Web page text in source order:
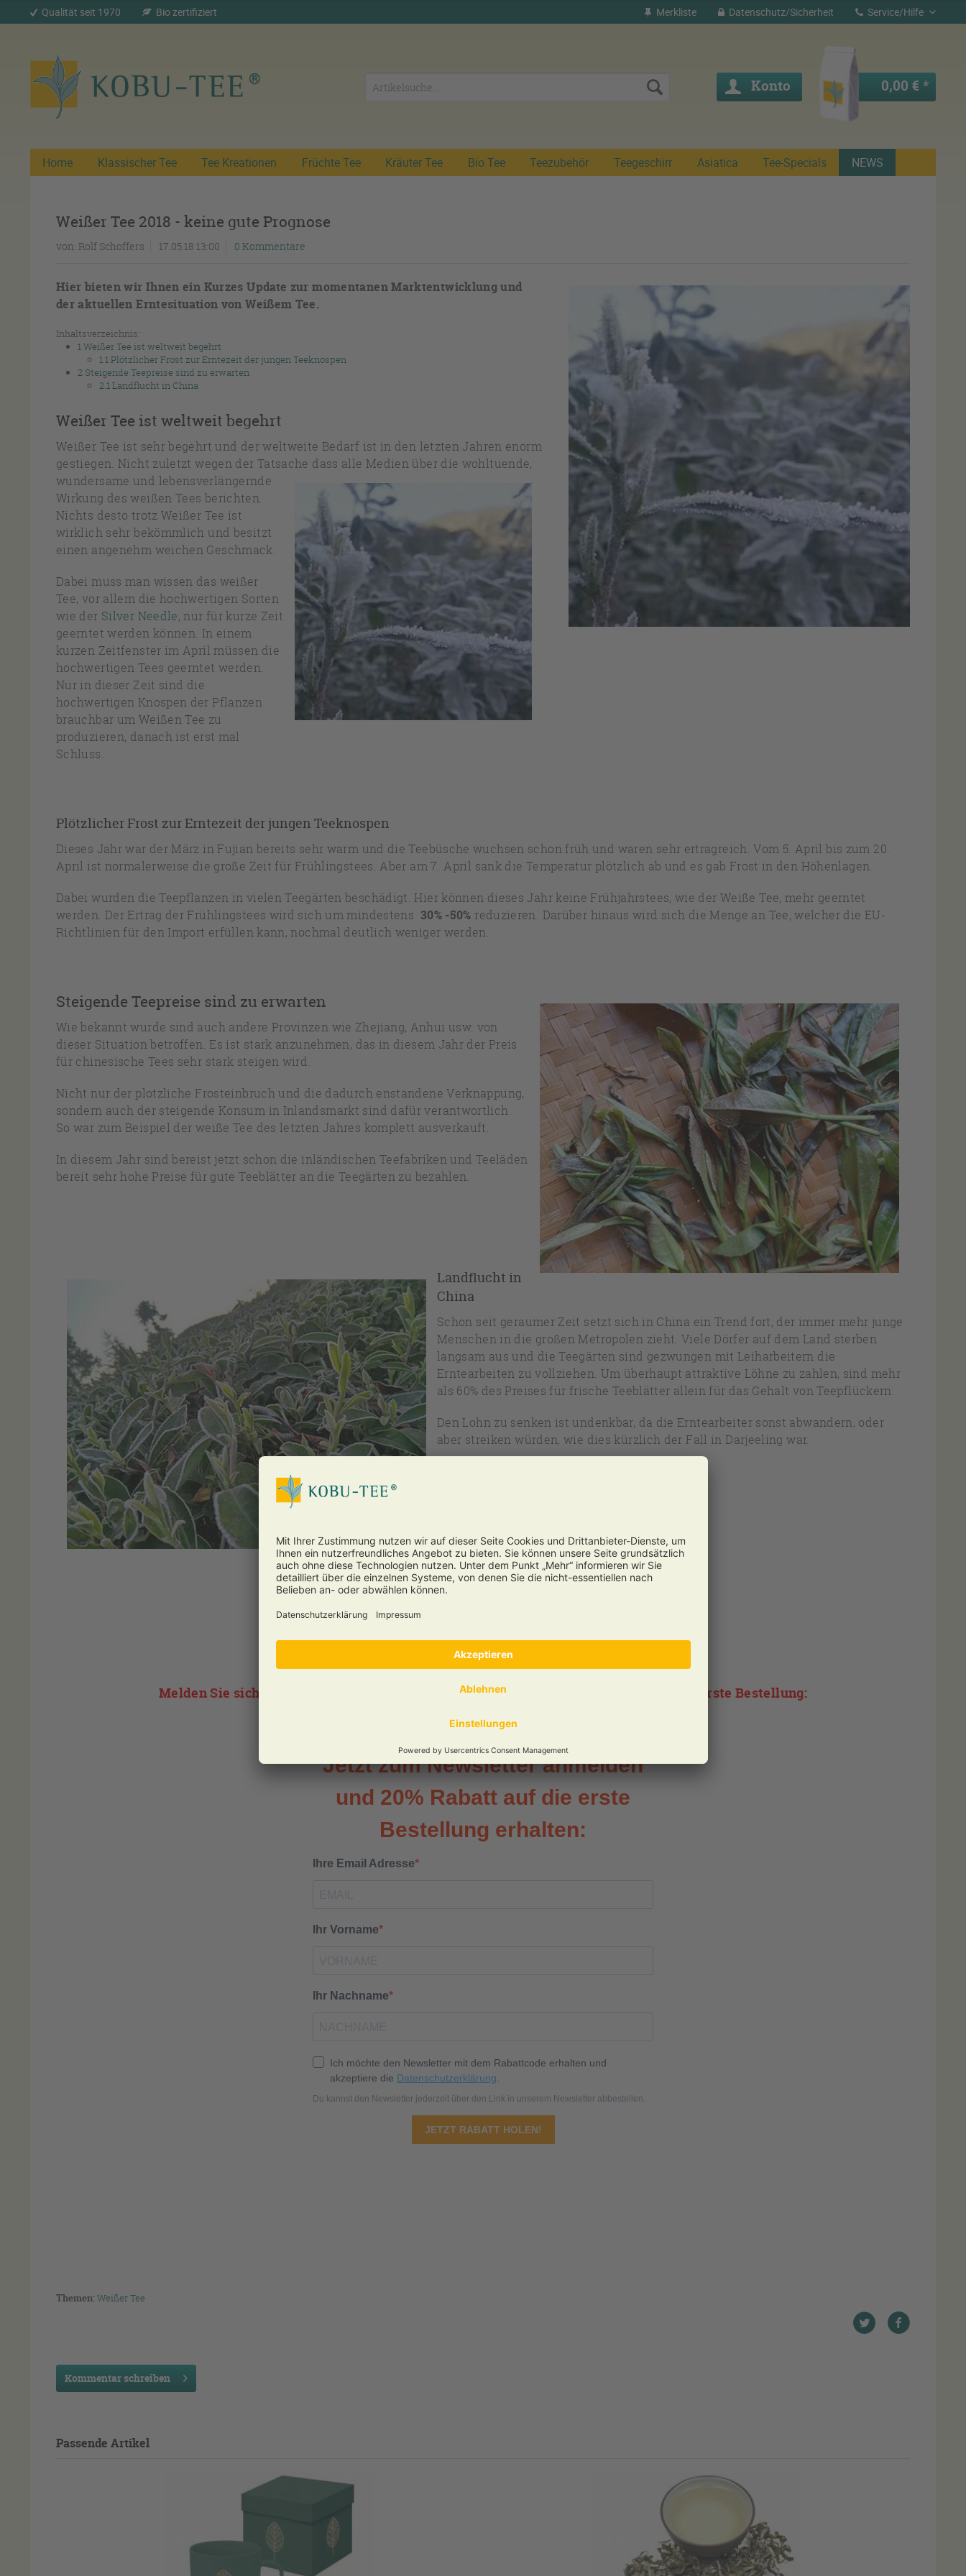
Qualität seit 1970 Bio zertifiziert Merkliste Datenschutz/Sicherheit Service/Hilfe
Konto 0,00 € *
Home Klassischer Tee Tee Kreationen Früchte Tee Kräuter Tee Bio Tee Teezubehör Teegeschirr Asiatica Tee-Specials NEWS
Weißer Tee 2018 - keine gute Prognose
von: Rolf Schoffers 17.05.18 13:00 0 Kommentare
Hier bieten wir Ihnen ein Kurzes Update zur momentanen Marktentwicklung und
der aktuellen Erntesituation von Weißem Tee.
Inhaltsverzeichnis:
1Weißer Tee ist weltweit begehrt
1.1Plötzlicher Frost zur Erntezeit der jungen Teeknospen
2 Steigende Teepreise sind zu erwarten
2.1Landflucht in China
Weißer Tee ist weltweit begehrt
Weißer Tee ist sehr begehrt und der weltweite Bedarf ist in den letzten Jahren enorm
gestiegen. Nicht zuletzt wegen der Tatsache dass alle Medien über die wohltuende,
wundersame und lebensverlängernde
Wirkung des weißen Tees berichten.
Nichts desto trotz Weißer Tee ist
wirklich sehr bekömmlich und besitzt
einen angenehm weichen Geschmack.
Dabei muss man wissen das weißer
Tee, vor allem die hochwertigen Sorten
wie der Silver Needle, nur für kurze Zeit
geerntet werden können. In einem
kurzen Zeitfenster im April müssen die
hochwertigen Tees geerntet werden.
Nur in dieser Zeit sind die
hochwertigen Knospen der Pflanzen
brauchbar um Weißen Tee zu
produzieren, danach ist erst mal
Schluss.
Plötzlicher Frost zur Erntezeit der jungen Teeknospen
Dieses Jahr war der März in Fujian bereits sehr warm und die Teebüsche wuchsen schon früh und waren sehr ertragreich. Vom 5. April bis zum 20.
April ist normalerweise die große Zeit für Frühlingstees. Aber am 7. April sank die Temperatur plötzlich ab und es gab Frost in den Höhenlagen.
Dabei wurden die Teepflanzen in vielen Teegärten beschädigt. Hier können dieses Jahr keine Frühjahrstees, wie der Weiße Tee, mehr geerntet
werden. Der Ertrag der Frühlingstees wird sich um mindestens 30% -50% reduzieren. Darüber hinaus wird sich die Menge an Tee, welcher die EU-
Richtlinien für den Import erfüllen kann, nochmal deutlich weniger werden.
Steigende Teepreise sind zu erwarten
Wie bekannt wurde sind auch andere Provinzen wie Zhejiang, Anhui usw. von
dieser Situation betroffen. Es ist stark anzunehmen, das in diesem Jahr der Preis
für chinesische Tees sehr stark steigen wird.
Nicht nur der plotzliche Frosteinbruch und die dadurch enstandene Verknappung,
sondern auch der steigende Konsum in Inlandsmarkt sind dafür verantwortlich.
So war zum Beispiel der weiße Tee des letzten Jahres komplett ausverkauft.
In diesem Jahr sind bereist jetzt schon die inländischen Teefabriken und Teeläden
bereit sehr hohe Preise für gute Teeblätter an die Teegärten zu bezahlen.
Landflucht in
China
Schon seit geraumer Zeit setzt sich in China ein Trend fort, der immer mehr junge
Menschen in die großen Metropolen zieht. Viele Dörfer auf dem Land sterben
langsam aus und die Teegärten sind gezwungen mit Leiharbeitern die
Erntearbeiten zu vollziehen. Um überhaupt attraktive Löhne zu zahlen, sind mehr
als 60% des Preises für frische Teeblätter allein für das Gehalt von Teepflückern.
Den Lohn zu senken ist undenkbar, da die Erntearbeiter sonst abwandern, oder
aber streiken würden, wie dies kürzlich der Fall in Darjeeling war.
Melden Sie sich jetzt zu unserem Newsletter an und erhalten Sie 20% Rabatt auf Ihre erste Bestellung:
Themen: Weißer Tee
Kommentar schreiben
Passende Artikel